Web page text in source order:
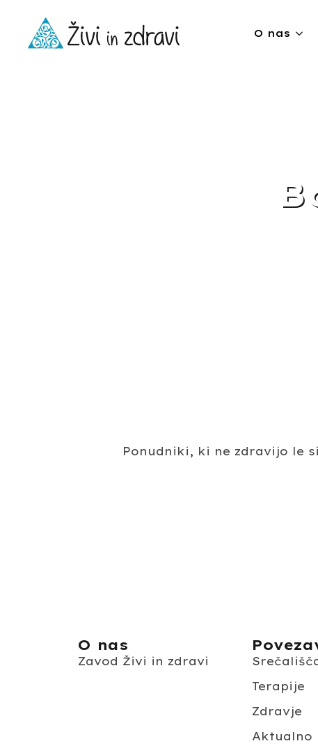
O nas
Ponudniki, ki ne zdravijo le
O nas
Zavod Živi in zdravi
Terapije
Zdravje
Aktualno